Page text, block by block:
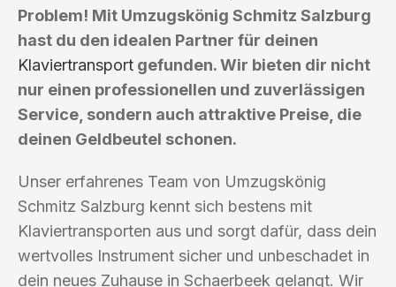
Problem! Mit Umzugskönig Schmitz Salzburg
hast du den idealen Partner für deinen
Klaviertransport gefunden. Wir bieten dir nicht
nur einen professionellen und zuverlässigen
Service, sondern auch attraktive Preise, die
deinen Geldbeutel schonen.
Unser erfahrenes Team von Umzugskönig
Schmitz Salzburg kennt sich bestens mit
Klaviertransporten aus und sorgt dafür, dass dein
wertvolles Instrument sicher und unbeschadet in
dein neues Zuhause in Schaerbeek gelangt. Wir